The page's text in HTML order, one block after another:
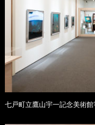
七戸町立鷹山宇一記念美術